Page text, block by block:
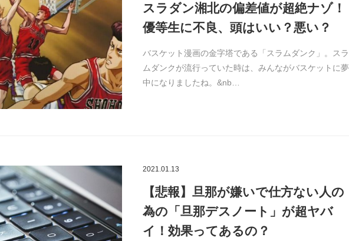
スラダン湘北の偏差値が超絶ナゾ！
優等生に不良、頭はいい？悪い？
バスケット漫画の金字塔である「スラムダンク」。スラ
ムダンクが流行っていた時は、みんながバスケットに夢
中になりましたね。&nb…
2021.01.13
【悲報】旦那が嫌いで仕方ない人の
為の「旦那デスノート」が超ヤバ
イ！効果ってあるの？